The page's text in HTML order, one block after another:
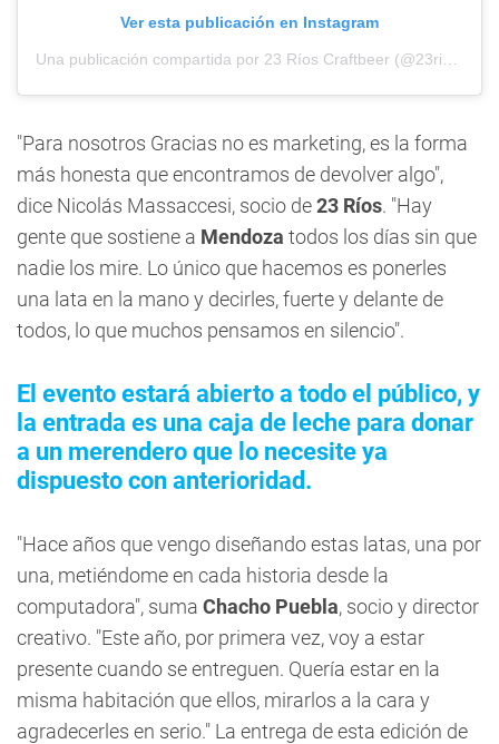
Ver esta publicación en Instagram
"Para nosotros Gracias no es marketing, es la forma
más honesta que encontramos de devolver algo",
dice Nicolás Massaccesi, socio de23 Ríos. "Hay
gente que sostiene a Mendoza todos los días sin que
nadie los mire. Lo único que hacemos es ponerles
una lata en la mano y decirles, fuerte y delante de
todos, lo que muchos pensamos en silencio".
El evento estará abierto a todo el público, y
la entrada es una caja de leche para donar
a un merendero que lo necesite ya
dispuesto con anterioridad.
"Hace años que vengo diseñando estas latas, una por
una, metiéndome en cada historia desde la
computadora", suma Chacho Puebla, socio y director
creativo. "Este año, por primera vez, voy a estar
presente cuando se entreguen. Quería estar en la
misma habitación que ellos, mirarlos a la cara y
agradecerles en serio." La entrega de esta edición de